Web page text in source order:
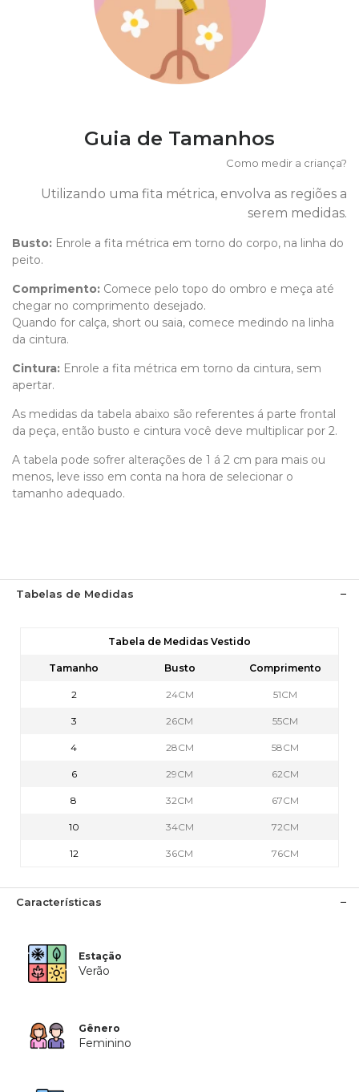
Guia de Tamanhos
Como medir a criança?
Utilizando uma fita métrica, envolva as regiões a
serem medidas.
Busto: Enrole a fita métrica em torno do corpo, na linha do
peito.
Comprimento: Comece pelo topo do ombro e meça até
chegar no comprimento desejado.
Quando for calça, short ou saia, comece medindo na linha
da cintura.
Cintura: Enrole a fita métrica em torno da cintura, sem
apertar.
As medidas da tabela abaixo são referentes á parte frontal
da peça, então busto e cintura você deve multiplicar por 2.
A tabela pode sofrer alterações de 1 á 2 cm para mais ou
menos, leve isso em conta na hora de selecionar o
tamanho adequado.
Tabelas de Medidas
Tabela de Medidas Vestido
Tamanho Busto Comprimento
2 24CM 51CM
3 26CM 55CM
4 28CM 58CM
6 29CM 62CM
8 32CM 67CM
10 34CM 72CM
12 36CM 76CM
Características
Estação
Verão
Gênero
Feminino